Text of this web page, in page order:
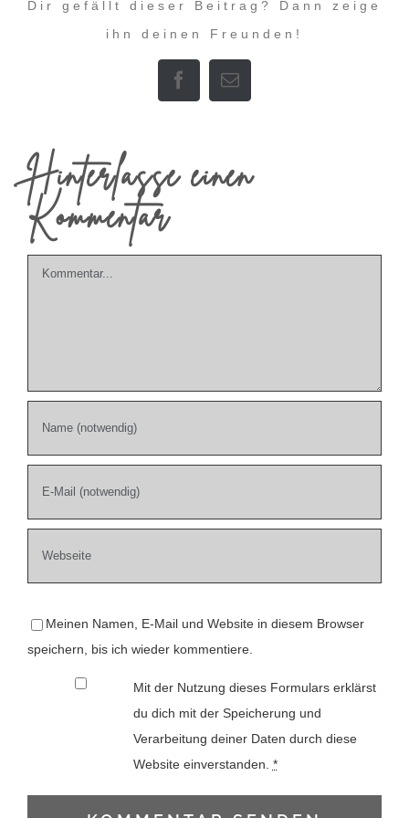
Dir gefällt dieser Beitrag? Dann zeige
ihn deinen Freunden!
Facebook
E-
Mail
Hinterlasse einen
Kommentar
Kommentar
Meinen Namen, E-Mail und Website in diesem Browser
speichern, bis ich wieder kommentiere.
Mit der Nutzung dieses Formulars erklärst
du dich mit der Speicherung und
Verarbeitung deiner Daten durch diese
Website einverstanden. *